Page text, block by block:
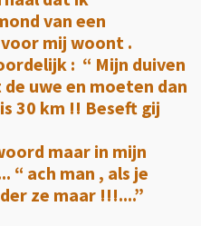
van een
mij woont .
: “ Mijn duiven
uwe en moeten dan
30 km !! Beseft gij
maar in mijn
“ ach man , als je
ze maar !!!....”